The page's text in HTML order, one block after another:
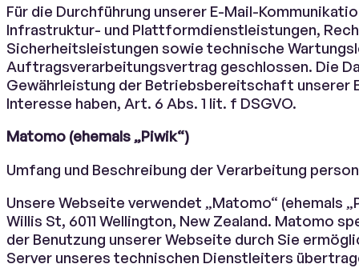
Für die Durchführung unserer E-Mail-
Infrastruktur- und Plattformdienstleistungen,
Sicherheitsleistungen sowie technische
Auftragsverarbeitungsvertrag geschlossen. Die
Gewährleistung der Betriebsbereitschaft unserer
Interesse haben, Art. 6 Abs. 1 lit. f DSGVO.
Matomo (ehemals „Piwik“)
Umfang und Beschreibung der Verarbeitung
Unsere Webseite verwendet „Matomo“ (ehemals
Willis St, 6011 Wellington, New Zealand. Matomo
der Benutzung unserer Webseite durch Sie
Server unseres technischen Dienstleiters